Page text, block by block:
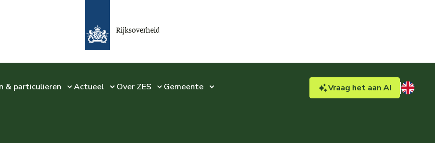
Rijksoverheid
& particulieren Actueel Over ZES Gemeente Vraag het aan AI